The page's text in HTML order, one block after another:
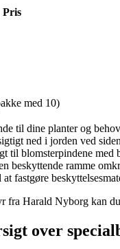
Pris
med 10)
til dine planter og
ned i jorden ved
til blomsterpindene med
beskyttende ramme
fastgøre
fra Harald Nyborg kan
over